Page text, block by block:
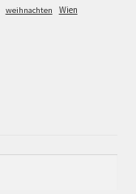
weihnachten
Wien